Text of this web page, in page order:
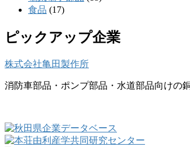
食品 (17)
ピックアップ企業
株式会社亀田製作所
消防車部品・ポンプ部品・水道部品向けの